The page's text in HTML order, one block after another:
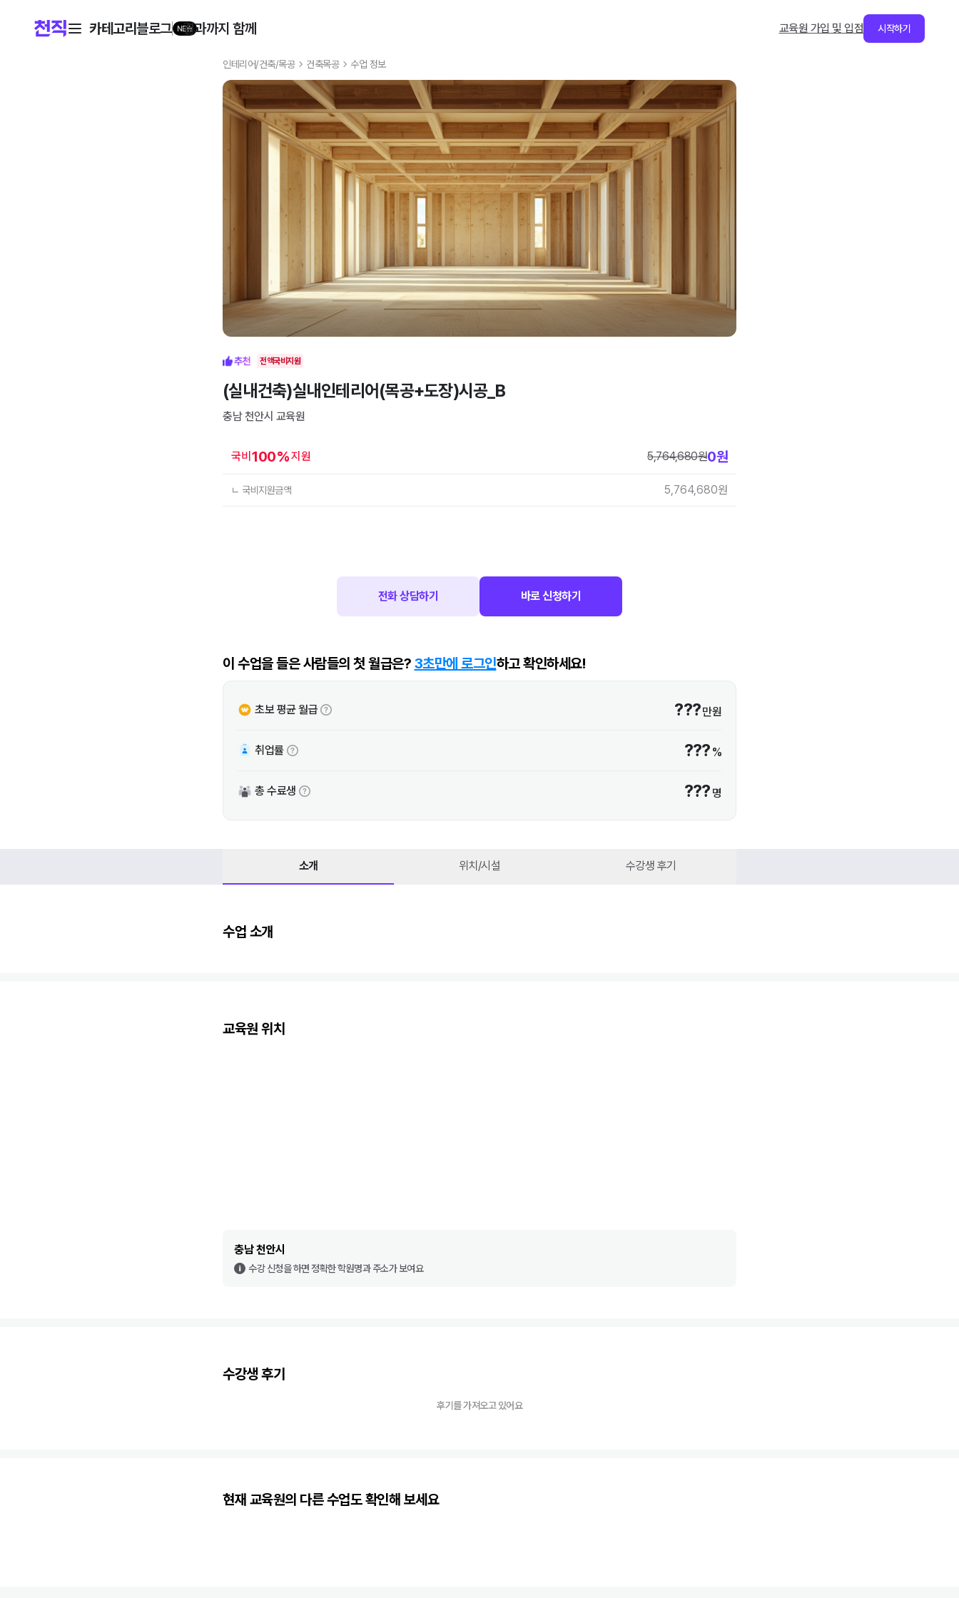
카테고리 블로그 NEW
결과까지 함께 교육원 가입 및 입점 시작하기
인테리어/건축/목공 건축목공 수업 정보
전액국비지원
(실내건축)실내인테리어(목공+도장)시공_B
충남 천안시 교육원
국비 100%지원 5,764,680원0원
ㄴ 국비지원금액 5,764,680원
전화 상담하기 바로 신청하기
이 수업을 들은 사람들의 첫 월급은? 3초만에 로그인하고 확인하세요!
초보 평균 월급 ???만원
취업률 ??? %
총 수료생 ??? 명
소개 위치/시설 수강생 후기
수업 소개
교육원 위치
충남 천안시
수강 신청을 하면 정확한 학원명과 주소가 보여요
수강생 후기
후기를 가져오고 있어요
현재 교육원의 다른 수업도 확인해 보세요